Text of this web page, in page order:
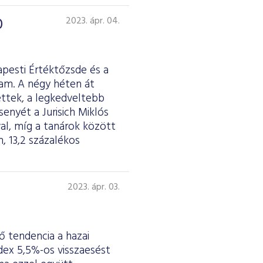
2023. ápr. 04.
Értéktőzsde és a
A négy héten át
a legkedveltebb
a Jurisich Miklós
míg a tanárok között
százalékos
2023. ápr. 03.
a hazai
5,5%-os visszaesést